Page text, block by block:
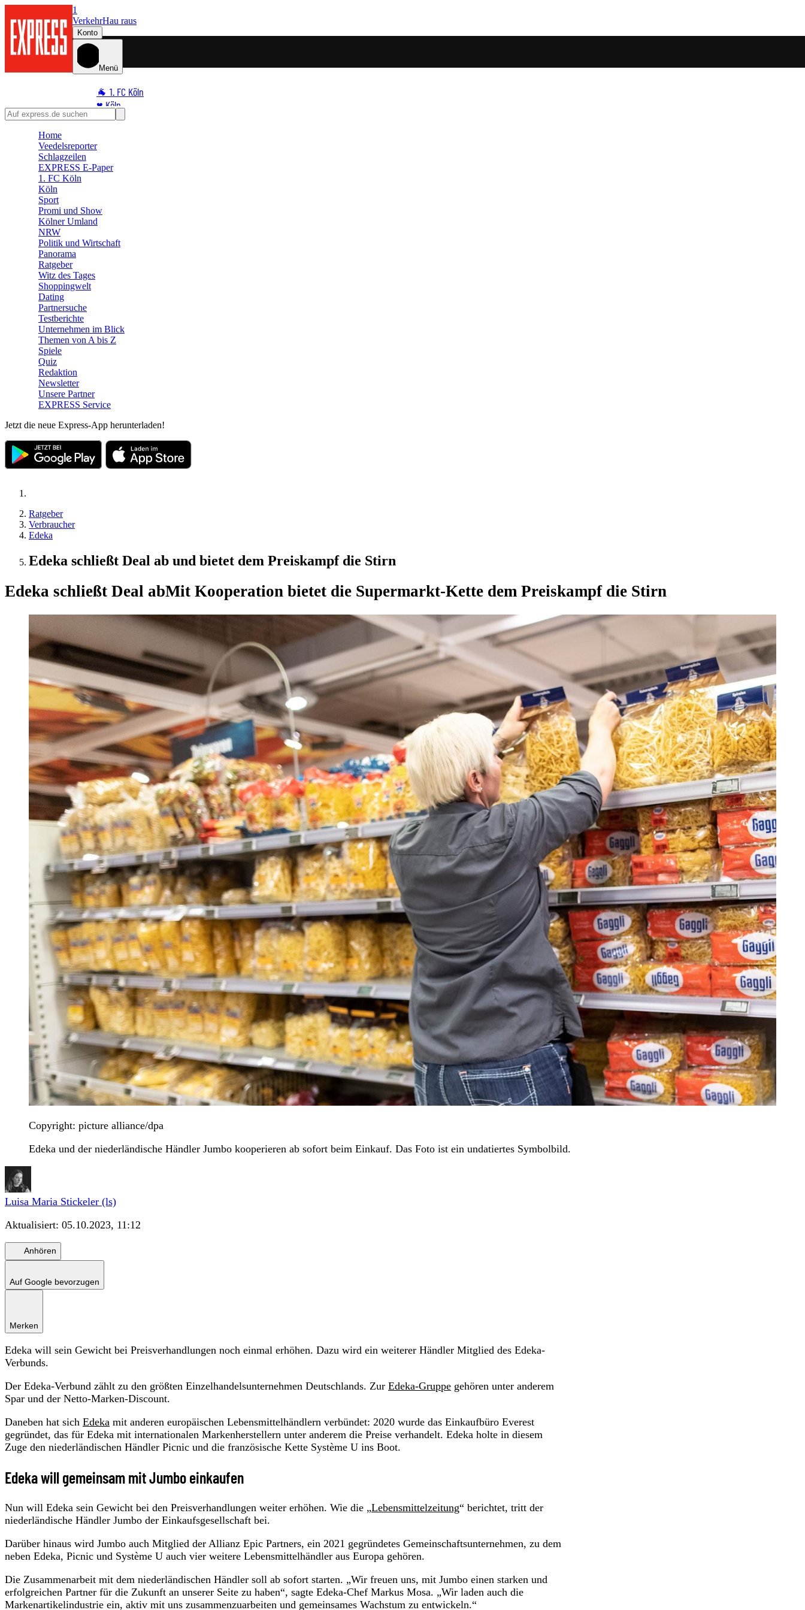
1
VerkehrHau raus
Konto
Menü
🐐 1. FC Köln
♥️ Köln
⭐ Promi
🛒 Shoppingwelt
🧩 Spiele
Home
Veedelsreporter
Schlagzeilen
EXPRESS E-Paper
1. FC Köln
Köln
Sport
Promi und Show
Kölner Umland
NRW
Politik und Wirtschaft
Panorama
Ratgeber
Witz des Tages
Shoppingwelt
Dating
Partnersuche
Testberichte
Unternehmen im Blick
Themen von A bis Z
Spiele
Quiz
Redaktion
Newsletter
Unsere Partner
EXPRESS Service
Jetzt die neue Express-App herunterladen!
Ratgeber
Verbraucher
Edeka
Edeka schließt Deal ab und bietet dem Preiskampf die Stirn
Edeka schließt Deal abMit Kooperation bietet die Supermarkt-Kette dem Preiskampf die Stirn
Copyright: picture alliance/dpa
Edeka und der niederländische Händler Jumbo kooperieren ab sofort beim Einkauf. Das Foto ist ein undatiertes Symbolbild.
Luisa Maria Stickeler (ls)
Aktualisiert: 05.10.2023, 11:12
Anhören
Auf Google bevorzugen
Merken
Edeka will sein Gewicht bei Preisverhandlungen noch einmal erhöhen. Dazu wird ein weiterer Händler Mitglied des Edeka-
Verbunds.
Der Edeka-Verbund zählt zu den größten Einzelhandelsunternehmen Deutschlands. Zur Edeka-Gruppe gehören unter anderem
Spar und der Netto-Marken-Discount.
Daneben hat sich Edeka mit anderen europäischen Lebensmittelhändlern verbündet: 2020 wurde das Einkaufbüro Everest
gegründet, das für Edeka mit internationalen Markenherstellern unter anderem die Preise verhandelt. Edeka holte in diesem
Zuge den niederländischen Händler Picnic und die französische Kette Système U ins Boot.
Edeka will gemeinsam mit Jumbo einkaufen
Nun will Edeka sein Gewicht bei den Preisverhandlungen weiter erhöhen. Wie die „Lebensmittelzeitung“ berichtet, tritt der
niederländische Händler Jumbo der Einkaufsgesellschaft bei.
Darüber hinaus wird Jumbo auch Mitglied der Allianz Epic Partners, ein 2021 gegründetes Gemeinschaftsunternehmen, zu dem
neben Edeka, Picnic und Système U auch vier weitere Lebensmittelhändler aus Europa gehören.
Die Zusammenarbeit mit dem niederländischen Händler soll ab sofort starten. „Wir freuen uns, mit Jumbo einen starken und
erfolgreichen Partner für die Zukunft an unserer Seite zu haben“, sagte Edeka-Chef Markus Mosa. „Wir laden auch die
Markenartikelindustrie ein, aktiv mit uns zusammenzuarbeiten und gemeinsames Wachstum zu entwickeln.“